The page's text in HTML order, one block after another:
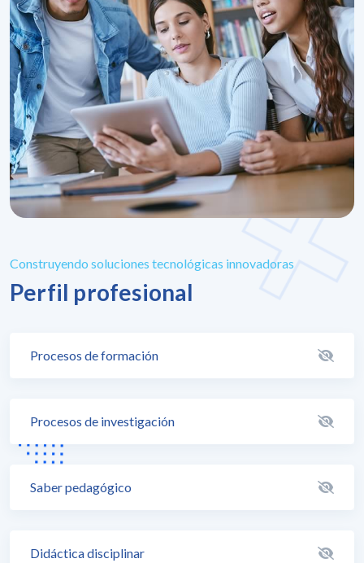
Construyendo soluciones tecnológicas innovadoras
Perfil profesional
Procesos de formación
Procesos de investigación
Saber pedagógico
Didáctica disciplinar